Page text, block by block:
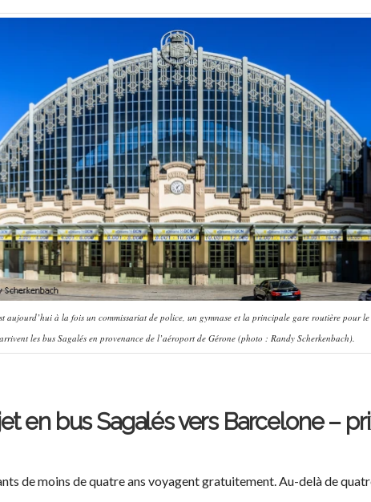
aujourd’hui à la fois un commissariat de police, un gymnase et la principale gare routière pour
arrivent les bus Sagalés en provenance de l’aéroport de Gérone (photo : Randy Scherkenbach).
en bus Sagalés vers Barcelone –
de moins de quatre ans voyagent gratuitement. Au-delà de